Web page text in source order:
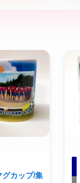
グカップ/集